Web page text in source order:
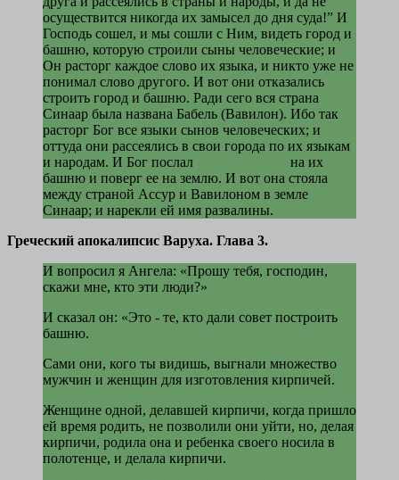
осуществится никогда их замысел до дня суда!” И
Господь сошел, и мы сошли с Ним, видеть город и
башню, которую строили сыны человеческие; и
Он расторг каждое слово их языка, и никто уже не
понимал слово другого. И вот они отказались
строить город и башню. Ради сего вся страна
Синаар была названа Бабель (Вавилон). Ибо так
расторг Бог все языки сынов человеческих; и
оттуда они рассеялись в свои города по их языкам
и народам. И Бог послал
на их
башню и поверг ее на землю. И вот она стояла
между страной Ассур и Вавилоном в земле
Синаар; и нарекли ей имя развалины.
Греческий апокалипсис Варуха. Глава 3.
И вопросил я Ангела: «Прошу тебя, господин,
скажи мне, кто эти люди?»
И сказал он: «Это - те, кто дали совет построить
башню.
Сами они, кого ты видишь, выгнали множество
мужчин и женщин для изготовления кирпичей.
Женщине одной, делавшей кирпичи, когда пришло
ей время родить, не позволили они уйти, но, делая
кирпичи, родила она и ребенка своего носила в
полотенце, и делала кирпичи.